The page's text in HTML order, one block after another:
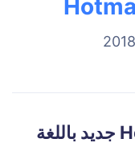
شرح لكيفية تسجيل Hotmail جديد باللغة